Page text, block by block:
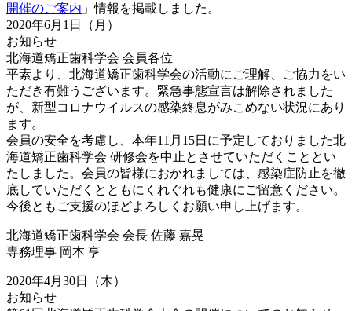
開催のご案内 」情報を掲載しました。
2020年6月1日（月）
お知らせ
北海道矯正歯科学会 会員各位
平素より、北海道矯正歯科学会の活動にご理解、ご協力をい
ただき有難うございます。緊急事態宣言は解除されました
が、新型コロナウイルスの感染終息がみこめない状況にあり
ます。
会員の安全を考慮し、本年11月15日に予定しておりました北
海道矯正歯科学会 研修会を中止とさせていただくこととい
たしました。会員の皆様におかれましては、感染症防止を徹
底していただくとともにくれぐれも健康にご留意ください。
今後ともご支援のほどよろしくお願い申し上げます。
北海道矯正歯科学会 会長 佐藤 嘉晃
専務理事 岡本 亨
2020年4月30日（木）
お知らせ